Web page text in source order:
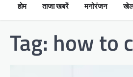
होम ताजा खबरें मनोरंजन
Tag: how to